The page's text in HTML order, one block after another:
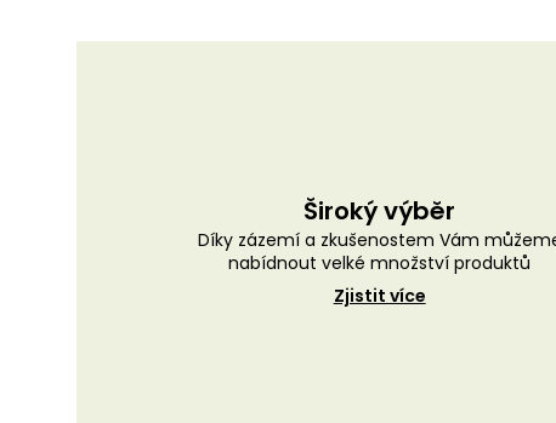
Široký výběr
Díky zázemí a zkušenostem Vám
nabídnout velké množství produktů
Zjistit více